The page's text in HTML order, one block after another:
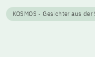
KOSMOS - Gesichter aus